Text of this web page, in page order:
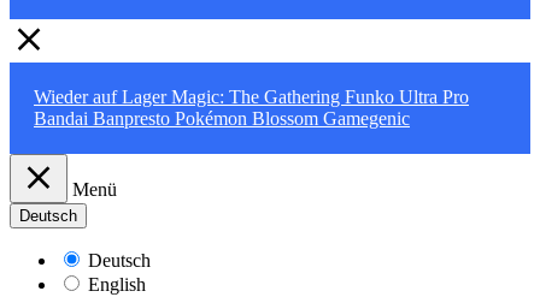
Wieder auf LagerMagic: The Gathering Funko Ultra Pro
Bandai Banpresto Pokémon Blossom Gamegenic
Menü
Deutsch
Deutsch
English